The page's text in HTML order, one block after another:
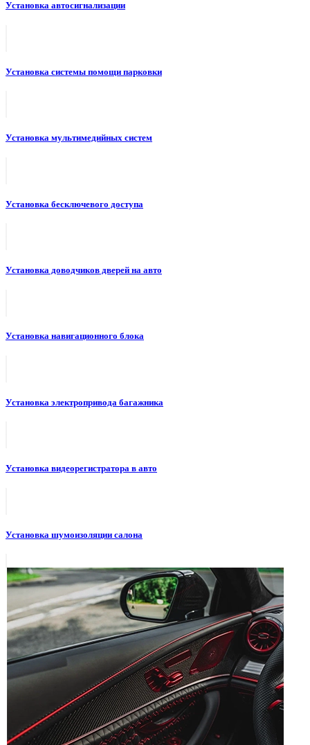
Установка автосигнализации
Установка системы помощи парковки
Установка мультимедийных систем
Установка бесключевого доступа
Установка доводчиков дверей на авто
Установка навигационного блока
Установка электропривода багажника
Установка видеорегистратора в авто
Установка шумоизоляции салона